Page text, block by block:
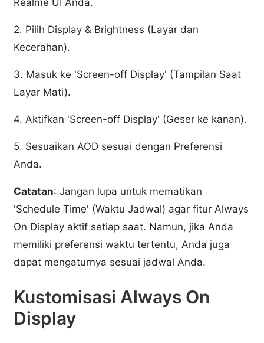
Realme UI Anda.
2. Pilih Display & Brightness (Layar dan
Kecerahan).
3. Masuk ke 'Screen-off Display' (Tampilan Saat
Layar Mati).
4. Aktifkan 'Screen-off Display' (Geser ke kanan).
5. Sesuaikan AOD sesuai dengan Preferensi
Anda.
Catatan: Jangan lupa untuk mematikan
'Schedule Time' (Waktu Jadwal) agar fitur Always
On Display aktif setiap saat. Namun, jika Anda
memiliki preferensi waktu tertentu, Anda juga
dapat mengaturnya sesuai jadwal Anda.
Kustomisasi Always On
Display